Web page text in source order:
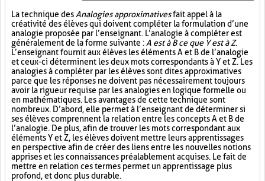
La technique des Analogies approximativesfait appel à la
créativité des élèves qui doivent compléter la formulation d’une
analogie proposée par l’enseignant. L’analogie à compléter est
généralement de la forme suivante : A est à B ce que Y est à Z.
L’enseignant fournit aux élèves les éléments A et B de l’analogie
et ceux-ci déterminent les deux mots correspondants à Y et Z. Les
analogies à compléter par les élèves sont dites approximatives
parce que les réponses ne doivent pas nécessairement toujours
avoir la rigueur requise par les analogies en logique formelle ou
en mathématiques. Les avantages de cette technique sont
nombreux. D’abord, elle permet à l’enseignant de déterminer si
ses élèves comprennent la relation entre les concepts A et B de
l’analogie. De plus, afin de trouver les mots correspondant aux
éléments Y et Z, les élèves doivent mettre leurs apprentissages
en perspective afin de créer des liens entre les nouvelles notions
apprises et les connaissances préalablement acquises. Le fait de
mettre en relation ces termes permet un apprentissage plus
profond, et donc plus durable.